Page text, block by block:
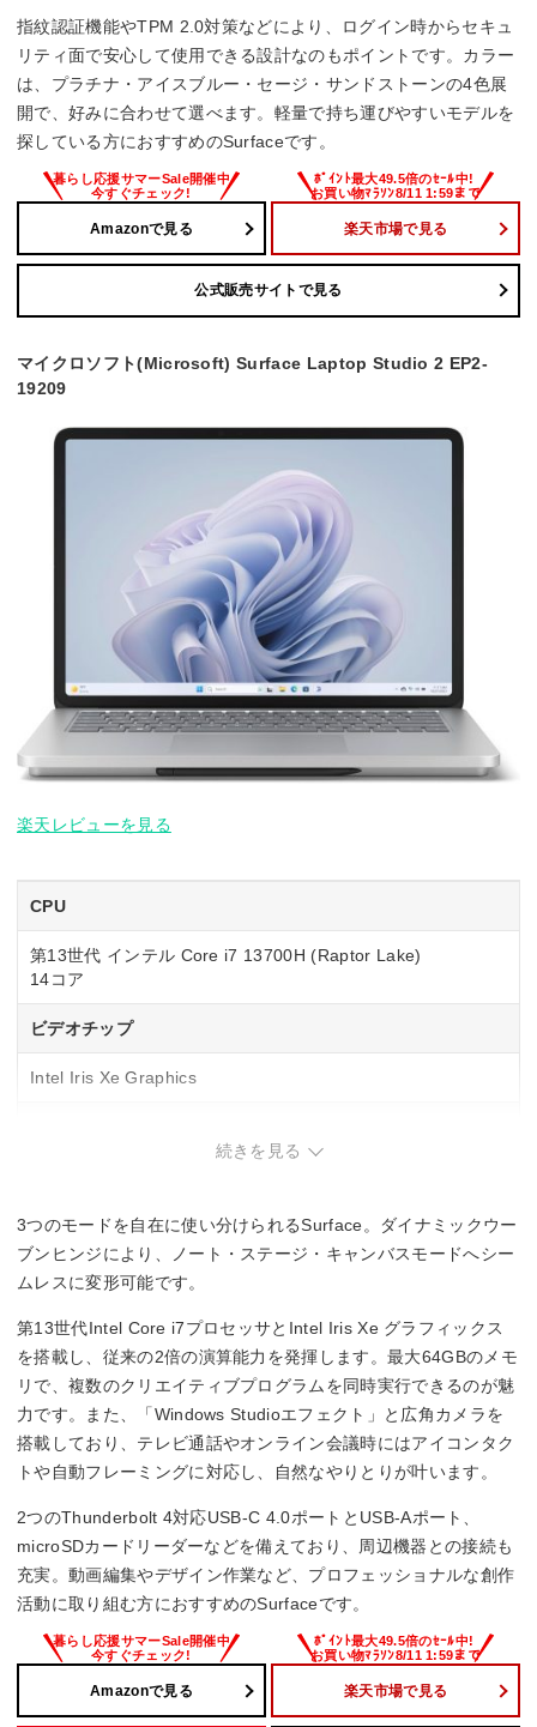
Microsoft Office Home and Business 2024
指紋認証機能やTPM 2.0対策などにより、ログイン時からセキュ
リティ面で安心して使用できる設計なのもポイントです。カラー
は、プラチナ・アイスブルー・セージ・サンドストーンの4色展
開で、好みに合わせて選べます。軽量で持ち運びやすいモデルを
探している方におすすめのSurfaceです。
Amazonで見る 楽天市場で見る
公式販売サイトで見る
マイクロソフト(Microsoft) Surface Laptop Studio 2 EP2-
19209
楽天レビューを見る
CPU
第13世代 インテル Core i7 13700H (Raptor Lake)
14コア
ビデオチップ
Intel Iris Xe Graphics
メモリ容量
16GB
駆動時間
Office詳細
Microsoft Office Home and Business 2024
続きを見る
3つのモードを自在に使い分けられるSurface。ダイナミックウー
ブンヒンジにより、ノート・ステージ・キャンバスモードへシー
ムレスに変形可能です。
第13世代Intel Core i7プロセッサとIntel Iris Xe グラフィックス
を搭載し、従来の2倍の演算能力を発揮します。最大64GBのメモ
リで、複数のクリエイティブプログラムを同時実行できるのが魅
力です。また、「Windows Studioエフェクト」と広角カメラを
搭載しており、テレビ通話やオンライン会議時にはアイコンタク
トや自動フレーミングに対応し、自然なやりとりが叶います。
2つのThunderbolt 4対応USB-C 4.0ポートとUSB-Aポート、
microSDカードリーダーなどを備えており、周辺機器との接続も
充実。動画編集やデザイン作業など、プロフェッショナルな創作
活動に取り組む方におすすめのSurfaceです。
Amazonで見る 楽天市場で見る